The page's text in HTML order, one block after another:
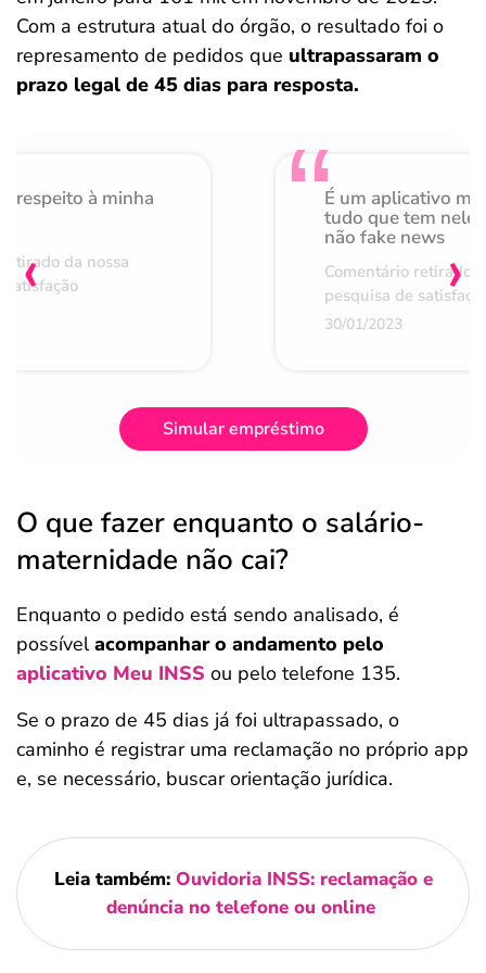
Com a estrutura atual do órgão, o resultado foi o
represamento de pedidos que ultrapassaram o
prazo legal de 45 dias para resposta.
respeito à minha
da nossa
É um aplicativo
tudo que tem nele
não fake news
Comentário retirado
pesquisa de
30/01/2023
‹ ›
Simular empréstimo
O que fazer enquanto o salário-
maternidade não cai?
Enquanto o pedido está sendo analisado, é
possívelacompanhar o andamento pelo
aplicativo Meu INSS ou pelo telefone 135.
Se o prazo de 45 dias já foi ultrapassado, o
caminho é registrar uma reclamação no próprio app
e, se necessário, buscar orientação jurídica.
Leia também: Ouvidoria INSS: reclamação e
denúncia no telefone ou online